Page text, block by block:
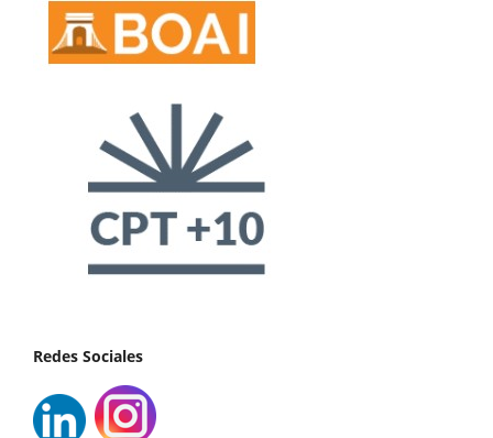
Redes Sociales